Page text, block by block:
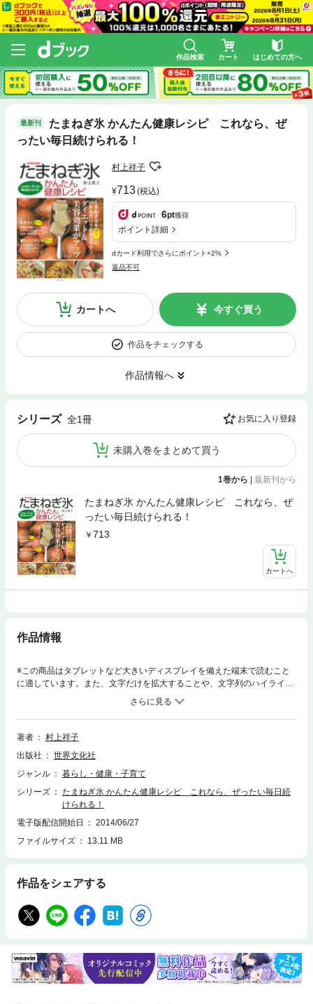
作品検索 カート はじめての方へ
最新刊
たまねぎ氷 かんたん健康レシピ これなら、ぜ
ったい毎日続けられる！
村上祥子
713(税込)
6pt獲得
ポイント詳細
dカード利用でさらにポイント+2%
返品不可
カートへ 今すぐ買う
作品をチェックする
作品情報へ
シリーズ 全1冊 お気に入り登録
未購入巻をまとめて買う
1巻から 最新刊から
たまねぎ氷 かんたん健康レシピ これなら、ぜ
ったい毎日続けられる！
713
カートへ
作品情報
※この商品はタブレットなど大きいディスプレイを備えた端末で読むこと
に適しています。また、文字だけを拡大することや、文字列のハイライ
ト、検索、辞書の参照、引用などの機能が使用できません。血糖値やコレ
ステロール値をみるみる下げ、血液サラサラ、血圧正常、体脂肪減と、イ
イことづくめの「たまねぎ氷」。本書では、その「たまねぎ氷」を使った
かんたん料理を66点紹介しています。「たまねぎ氷」をポン! と入れるだ
ジュアルで、これなら、今まで三日坊主であきらめていた人も、ぜったい
毎日続けられる! まさに「たまねぎ氷」本の最終決定版です。
著者
村上祥子
出版社
世界文化社
ジャンル
暮らし・健康・子育て
シリーズ
たまねぎ氷 かんたん健康レシピ これなら、ぜったい毎日続
けられる！
電子版配信開始日
2014/06/27
ファイルサイズ
13.11 MB
作品をシェアする